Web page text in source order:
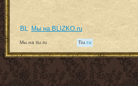
Мы на BLIZKO.ru
Мы на tiu.ru Tiu.ru